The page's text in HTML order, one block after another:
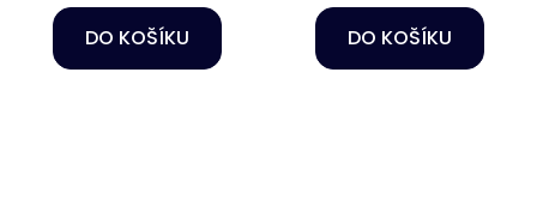
DO KOŠÍKU DO KOŠÍKU